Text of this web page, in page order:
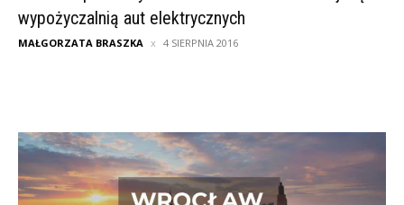
wypożyczalnią aut elektrycznych
MAŁGORZATA BRASZKA 4 SIERPNIA 2016